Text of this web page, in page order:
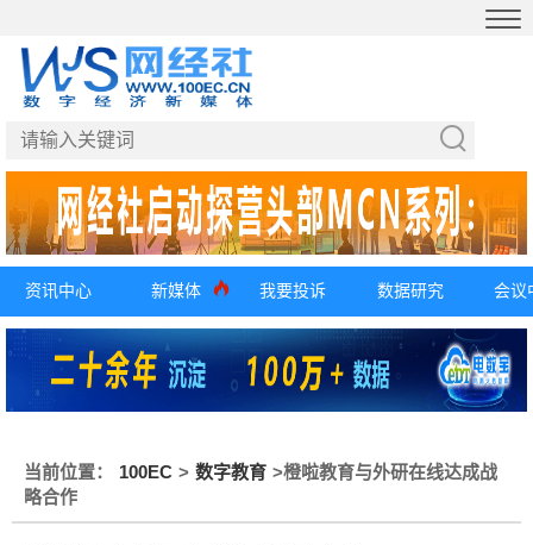
资讯中心 新媒体 我要投诉 数据研究 会议
当前位置： 100EC > 数字教育 >橙啦教育与外研在线达成战
略合作